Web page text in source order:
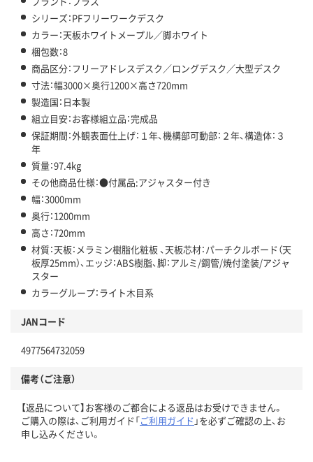
シリーズ：PFフリーワークデスク
カラー：天板ホワイトメープル／脚ホワイト
梱包数：8
商品区分：フリーアドレスデスク／ロングデスク／大型デスク
寸法：幅3000×奥行1200×高さ720mm
製造国：日本製
組立目安：お客様組立品：完成品
保証期間：外観表面仕上げ：１年、機構部可動部：２年、構造体：３
年
質量：97.4kg
その他商品仕様：●付属品:アジャスター付き
幅：3000mm
奥行：1200mm
高さ：720mm
材質：天板：メラミン樹脂化粧板 、天板芯材：パーチクルボード（天
板厚25mm）、エッジ：ABS樹脂、脚：アルミ/鋼管/焼付塗装/アジャ
スター
カラーグループ：ライト木目系
JANコード
4977564732059
備考（ご注意）
【返品について】お客様のご都合による返品はお受けできません。
ご購入の際は、ご利用ガイド「ご利用ガイド 」を必ずご確認の上、お
申し込みください。